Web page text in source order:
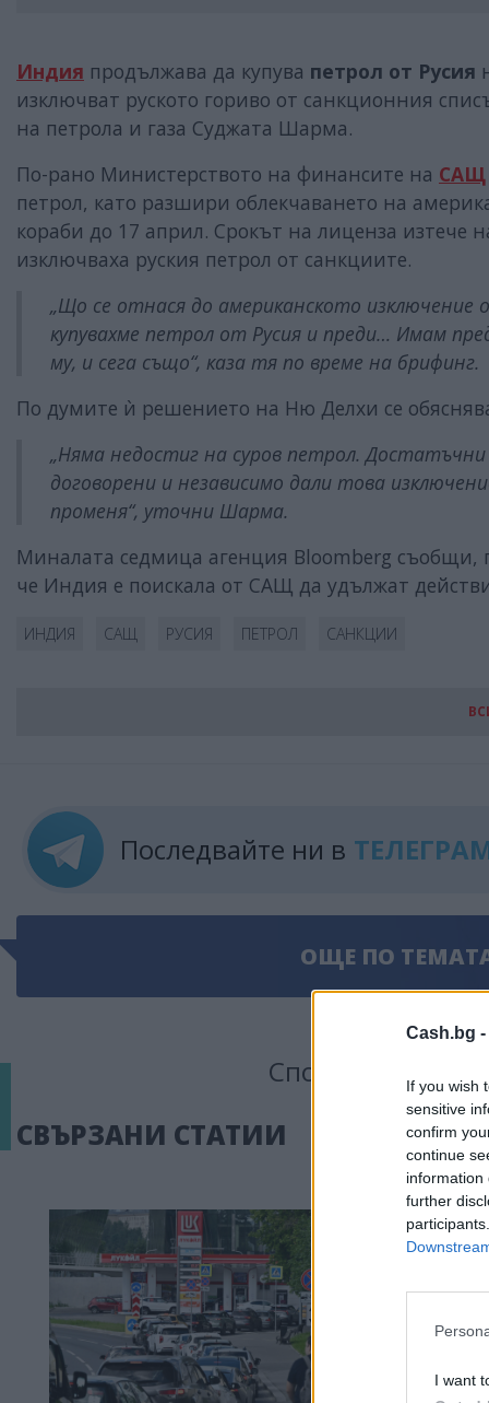
Cash.bg -
If you wish
sensitive
confirm
continue
information
further
I want
Индия продължава да купува петрол от Русия
изключват руското гориво от санкционния
на петрола и газа Суджата Шарма.
По-рано Министерството на финансите на САЩ
петрол, като разшири облекчаването на
кораби до 17 април. Срокът на лиценза
изключваха руския петрол от санкциите.
„Що се отнася до американското изключение
купувахме петрол от Русия и преди… Имам
му, и сега също“, каза тя по време на брифинг.
По думите ѝ решението на Ню Делхи се
„Няма недостиг на суров петрол.
договорени и независимо дали това
променя“, уточни Шарма.
Миналата седмица агенция Bloomberg съобщи,
че Индия е поискала от САЩ да удължат
ИНДИЯ САЩ РУСИЯ ПЕТРОЛ САНКЦИИ
Последвайте ни в
ОЩЕ ПО
Сподели тази
СВЪРЗАНИ СТАТИИ